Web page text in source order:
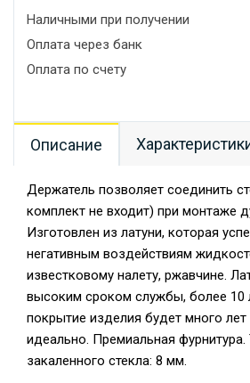
Наличными при получении
Оплата через банк
Оплата по счету
Описание
Держатель позволяет соединить
комплект не входит) при монтаже
Изготовлен из латуни, которая
негативным воздействиям
известковому налету, ржавчине.
высоким сроком службы, более 10
покрытие изделия будет много лет
идеально. Премиальная
закаленного стекла: 8 мм.